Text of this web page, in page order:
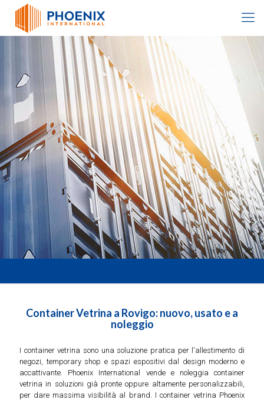
Container Vetrina a Rovigo: nuovo, usato e a
noleggio
I container vetrina sono una soluzione pratica per l'allestimento di
negozi, temporary shop e spazi espositivi dal design moderno e
accattivante. Phoenix International vende e noleggia container
vetrina in soluzioni già pronte oppure altamente personalizzabili,
per dare massima visibilità al brand. I container vetrina Phoenix